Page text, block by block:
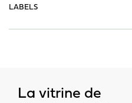
LABELS
La vitrine de